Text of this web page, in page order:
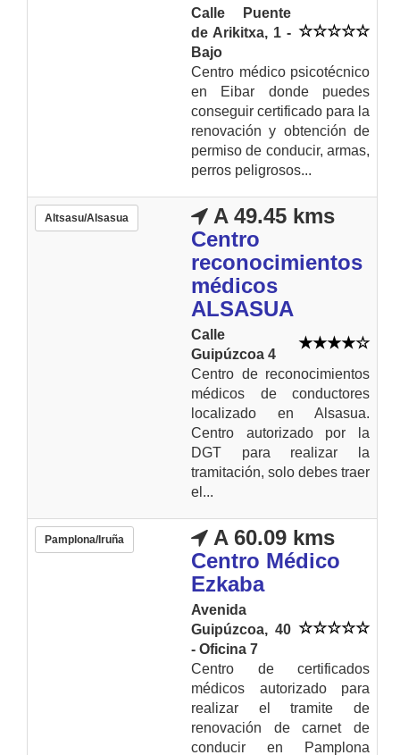
Calle Puente
de Arikitxa, 1 -
Bajo
Centro médico psicotécnico
en Eibar donde puedes
conseguir certificado para la
renovación y obtención de
permiso de conducir, armas,
perros peligrosos...
Altsasu/Alsasua
A 49.45 kms
Centro
reconocimientos
médicos
ALSASUA
Calle
Guipúzcoa 4
Centro de reconocimientos
médicos de conductores
localizado en Alsasua.
Centro autorizado por la
DGT para realizar la
tramitación, solo debes traer
el...
Pamplona/Iruña
A 60.09 kms
Centro Médico
Ezkaba
Avenida
Guipúzcoa, 40
- Oficina 7
Centro de certificados
médicos autorizado para
realizar el tramite de
renovación de carnet de
conducir en Pamplona